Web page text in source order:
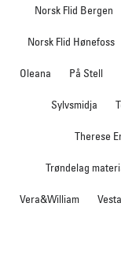
Norsk Flid Bergen
Norsk Flid Hønefoss
Oleana På Stell
Sylvsmidja
Therese
Trøndelag
Vera&William